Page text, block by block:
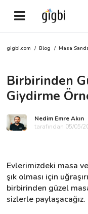
Anasayfa
Giriş Yap
Kategoriler
🎈 Biz Kimiz?
🧐 Nasıl Çalışır?
gigbi.com / Blog / Masa
Birbirinden
Giydirme
Nedim Emre Akın
tarafından 05/05/
Evlerimizdeki masa
şık olması için
birbirinden güzel
sizlerle paylaşacağız.